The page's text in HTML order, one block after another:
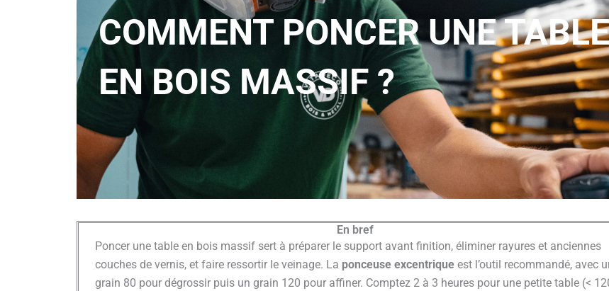
COMMENT PONCER UNE TABLE
EN BOIS MASSIF ?
En bref
Poncer une table en bois massif sert à préparer le support avant finition, éliminer rayures et anciennes
couches de vernis, et faire ressortir le veinage. La ponceuse excentriqueest l’outil recommandé, avec
grain 80 pour dégrossir puis un grain 120 pour affiner. Comptez 2 à 3 heures pour une petite table (<